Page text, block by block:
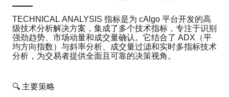
TECHNICAL ANALYSIS 指标是为 cAlgo 平台开发的高
级技术分析解决方案，集成了多个技术指标，专注于识别
强劲趋势、市场动量和成交量确认。它结合了 ADX（平
均方向指数）与斜率分析、成交量过滤和实时多指标技术
分析，为交易者提供全面且可靠的决策视角。
🔍 主要策略